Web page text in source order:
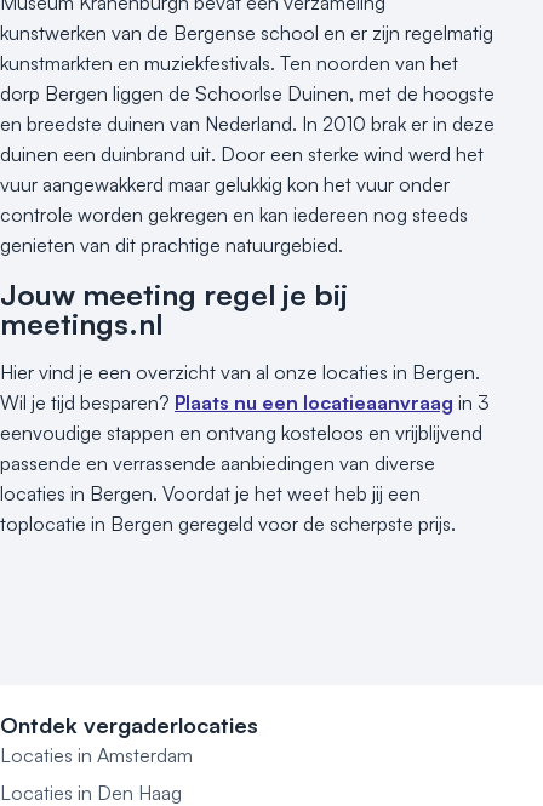
kunstwerken van de Bergense school en er zijn regelmatig
kunstmarkten en muziekfestivals. Ten noorden van het
dorp Bergen liggen de Schoorlse Duinen, met de hoogste
en breedste duinen van Nederland. In 2010 brak er in deze
duinen een duinbrand uit. Door een sterke wind werd het
vuur aangewakkerd maar gelukkig kon het vuur onder
controle worden gekregen en kan iedereen nog steeds
genieten van dit prachtige natuurgebied.
Jouw meeting regel je bij
meetings.nl
Hier vind je een overzicht van al onze locaties in Bergen.
Wil je tijd besparen? Plaats nu een locatieaanvraag in 3
eenvoudige stappen en ontvang kosteloos en vrijblijvend
passende en verrassende aanbiedingen van diverse
locaties in Bergen. Voordat je het weet heb jij een
toplocatie in Bergen geregeld voor de scherpste prijs.
Ontdek vergaderlocaties
Locaties in Amsterdam
Locaties in Den Haag